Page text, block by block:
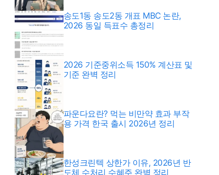
송도1동 송도2동 개표 MBC 논란,
2026 동일 득표수 총정리
2026 기준중위소득 150% 계산표 및
기준 완벽 정리
파운다요란? 먹는 비만약 효과 부작
용 가격 한국 출시 2026년 정리
한성크린텍 상한가 이유, 2026년 반
도체 수처리 수혜주 완벽 정리